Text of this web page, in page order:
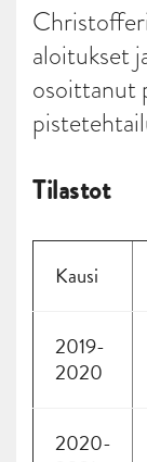
aloitukset
osoittanut
Tilastot
Kausi
2019-
2020
2020-